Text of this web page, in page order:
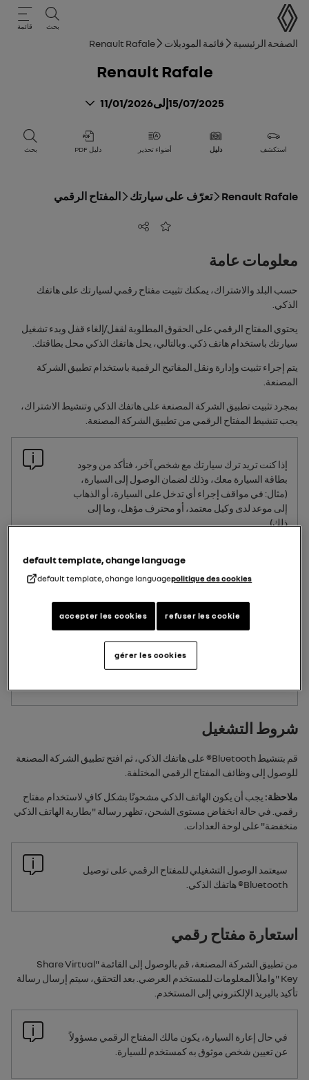
دليل المستخدم
بحث قائمة
مسار التنقل
الصفحة الرئيسية قائمة الموديلات Renault Rafale
Renault Rafale
15/07/2025إلى11/01/2026
استكشف دليل أضواء تحذير دليل PDF بحث
Renault Rafale تعرّف على سيارتك المفتاح الرقمي
أضف إلى المفضلة
مشاركة
معلومات عامة
‏‫حسب البلد والاشتراك، يمكنك تثبيت مفتاح رقمي لسيارتك على هاتفك
الذكي.
يحتوي المفتاح الرقمي على الحقوق المطلوبة لقفل/إلغاء قفل وبدء تشغيل
سيارتك باستخدام هاتف ذكي. وبالتالي، يحل هاتفك الذكي محل بطاقتك.
يتم إجراء تثبيت وإدارة ونقل المفاتيح الرقمية باستخدام تطبيق الشركة
المصنعة.
بمجرد تثبيت تطبيق الشركة المصنعة على هاتفك الذكي وتنشيط الاشتراك،
يجب تنشيط المفتاح الرقمي من تطبيق الشركة المصنعة.
إذا كنت تريد ترك سيارتك مع شخص آخر، فتأكد من وجود
بطاقة السيارة معك، وذلك لضمان الوصول إلى السيارة،
(مثال: في مواقف إجراء أي تدخل على السيارة، أو الذهاب
إلى موعد لدى وكيل معتمد، أو محترف مؤهل، وما إلى
ذلك).
الوصول الآمن إلى المفتاح الرقمي على الهاتف الذكي
يتحمَّل مالك المفتاح الرقمي والمستخدمون المعينون
شروط التشغيل
قم بتنشيطBluetooth®
على هاتفك الذكي، ثم افتح تطبيق الشركة المصنعة
للوصول إلى وظائف المفتاح الرقمي المختلفة.
ملاحظة: يجب أن يكون الهاتف الذكي مشحونًا بشكل كافٍ لاستخدام مفتاح
رقمي. في حالة انخفاض مستوى الشحن، تظهر رسالة "بطارية الهاتف الذكي
منخفضة" على لوحة العدادات.
سيعتمد الوصول التشغيلي للمفتاح الرقمي على توصيل
Bluetooth®
هاتفك الذكي.
استعارة مفتاح رقمي
من تطبيق الشركة المصنعة، قم بالوصول إلى القائمة "Share Virtual
Key"واملأ المعلومات للمستخدم العرضي. بعد التحقق، سيتم إرسال رسالة
تأكيد بالبريد الإلكتروني إلى المستخدم.
في حال إعارة السيارة، يكون مالك المفتاح الرقمي مسؤولاً
عن تعيين شخص موثوق به كمستخدم للسيارة.
default template, change language
default template, change languagepolitique des cookies
refuser les cookie
accepter les cookies
gérer les cookies